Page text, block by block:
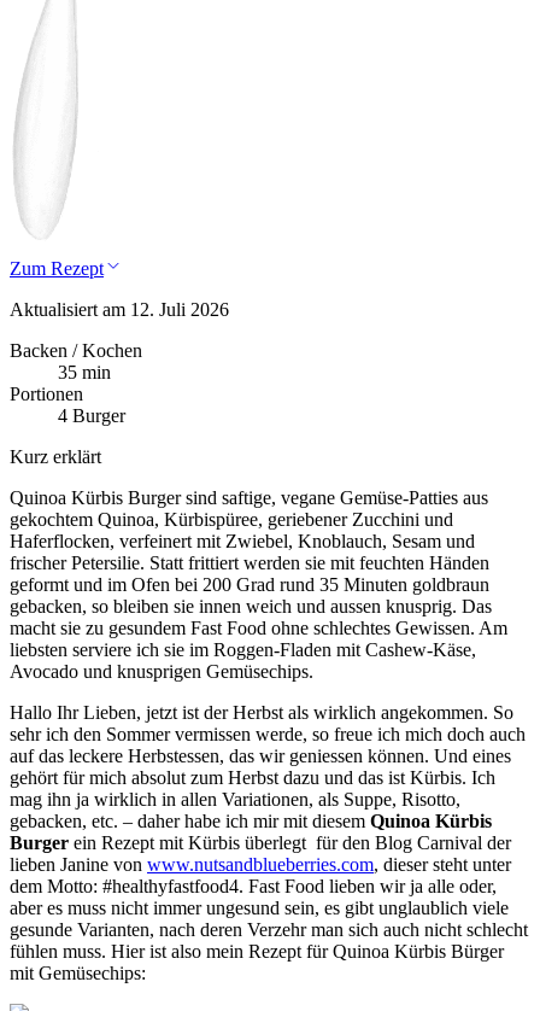
Zum Rezept
Aktualisiert am 12. Juli 2026
Backen / Kochen
35 min
Portionen
4 Burger
Kurz erklärt
Quinoa Kürbis Burger sind saftige, vegane Gemüse-Patties aus
gekochtem Quinoa, Kürbispüree, geriebener Zucchini und
Haferflocken, verfeinert mit Zwiebel, Knoblauch, Sesam und
frischer Petersilie. Statt frittiert werden sie mit feuchten Händen
geformt und im Ofen bei 200 Grad rund 35 Minuten goldbraun
gebacken, so bleiben sie innen weich und aussen knusprig. Das
macht sie zu gesundem Fast Food ohne schlechtes Gewissen. Am
liebsten serviere ich sie im Roggen-Fladen mit Cashew-Käse,
Avocado und knusprigen Gemüsechips.
Hallo Ihr Lieben, jetzt ist der Herbst als wirklich angekommen. So
sehr ich den Sommer vermissen werde, so freue ich mich doch auch
auf das leckere Herbstessen, das wir geniessen können. Und eines
gehört für mich absolut zum Herbst dazu und das ist Kürbis. Ich
mag ihn ja wirklich in allen Variationen, als Suppe, Risotto,
gebacken, etc. – daher habe ich mir mit diesem Quinoa Kürbis
Burger ein Rezept mit Kürbis überlegt für den Blog Carnival der
lieben Janine von www.nutsandblueberries.com, dieser steht unter
dem Motto: #healthyfastfood4. Fast Food lieben wir ja alle oder,
aber es muss nicht immer ungesund sein, es gibt unglaublich viele
gesunde Varianten, nach deren Verzehr man sich auch nicht schlecht
fühlen muss. Hier ist also mein Rezept für Quinoa Kürbis Bürger
mit Gemüsechips: